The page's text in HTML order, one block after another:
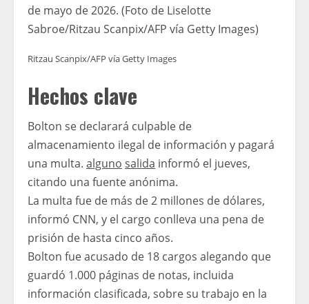
de mayo de 2026. (Foto de Liselotte
Sabroe/Ritzau Scanpix/AFP vía Getty Images)
Ritzau Scanpix/AFP vía Getty Images
Hechos clave
Bolton se declarará culpable de
almacenamiento ilegal de información y pagará
una multa. alguno salida informó el jueves,
citando una fuente anónima.
La multa fue de más de 2 millones de dólares,
informó CNN, y el cargo conlleva una pena de
prisión de hasta cinco años.
Bolton fue acusado de 18 cargos alegando que
guardó 1.000 páginas de notas, incluida
información clasificada, sobre su trabajo en la